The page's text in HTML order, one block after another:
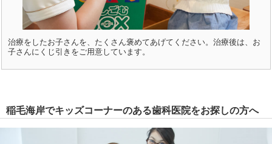
治療をしたお子さんを、たくさん褒めてあげてください。治療後は、お
子さんにくじ引きをご用意しています。
稲毛海岸でキッズコーナーのある歯科医院をお探しの方へ